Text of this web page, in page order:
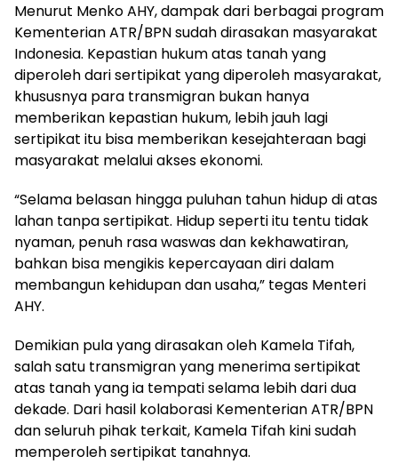
Menurut Menko AHY, dampak dari berbagai program
Kementerian ATR/BPN sudah dirasakan masyarakat
Indonesia. Kepastian hukum atas tanah yang
diperoleh dari sertipikat yang diperoleh masyarakat,
khususnya para transmigran bukan hanya
memberikan kepastian hukum, lebih jauh lagi
sertipikat itu bisa memberikan kesejahteraan bagi
masyarakat melalui akses ekonomi.
“Selama belasan hingga puluhan tahun hidup di atas
lahan tanpa sertipikat. Hidup seperti itu tentu tidak
nyaman, penuh rasa waswas dan kekhawatiran,
bahkan bisa mengikis kepercayaan diri dalam
membangun kehidupan dan usaha,” tegas Menteri
AHY.
Demikian pula yang dirasakan oleh Kamela Tifah,
salah satu transmigran yang menerima sertipikat
atas tanah yang ia tempati selama lebih dari dua
dekade. Dari hasil kolaborasi Kementerian ATR/BPN
dan seluruh pihak terkait, Kamela Tifah kini sudah
memperoleh sertipikat tanahnya.